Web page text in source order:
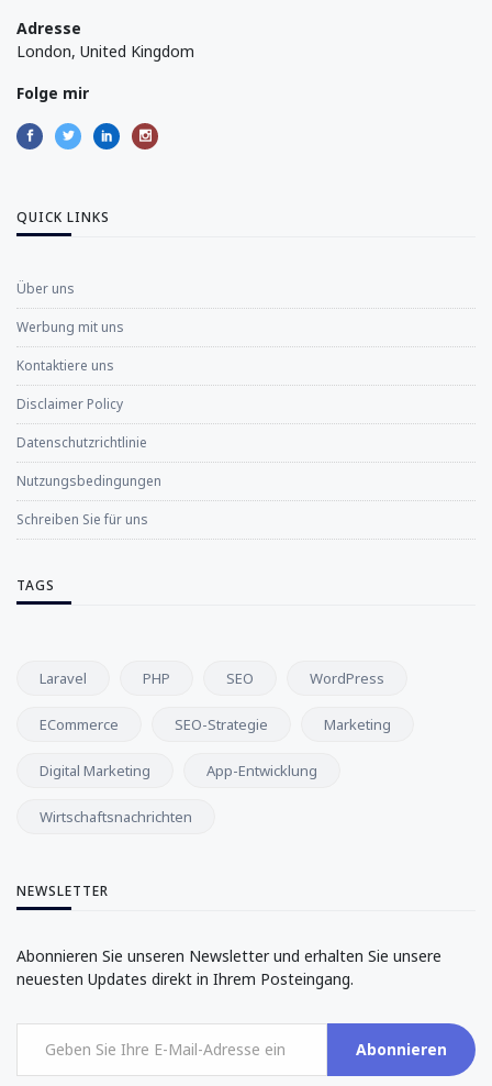
Adresse
London, United Kingdom
Folge mir
QUICK LINKS
Über uns
Werbung mit uns
Kontaktiere uns
Disclaimer Policy
Datenschutzrichtlinie
Nutzungsbedingungen
Schreiben Sie für uns
TAGS
Laravel PHP SEO WordPress
ECommerce SEO-Strategie Marketing
Digital Marketing App-Entwicklung
Wirtschaftsnachrichten
NEWSLETTER
Abonnieren Sie unseren Newsletter und erhalten Sie unsere
neuesten Updates direkt in Ihrem Posteingang.
Abonnieren